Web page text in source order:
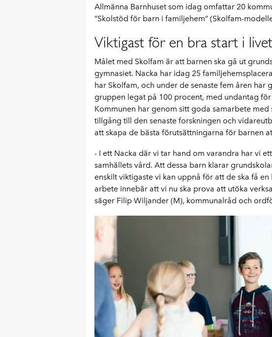
Allmänna Barnhuset som idag omfattar 20
”Skolstöd för barn i familjehem” (Skolfam-
Viktigast för en bra start i livet
Målet med Skolfam är att barnen ska gå ut
gymnasiet. Nacka har idag 25
har Skolfam, och under de senaste fem åren
gruppen legat på 100 procent, med undantag
Kommunen har genom sitt goda samarbete med
tillgång till den senaste forskningen och
att skapa de bästa förutsättningarna för barnen
- I ett Nacka där vi tar hand om varandra har vi
samhällets vård. Att dessa barn klarar
enskilt viktigaste vi kan uppnå för att de ska få
arbete innebär att vi nu ska prova att utöka
säger Filip Wiljander (M), kommunalråd och